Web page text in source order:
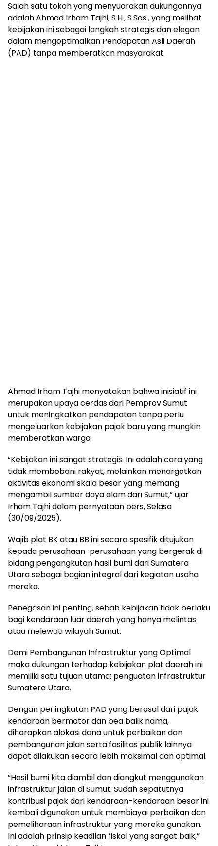
Salah satu tokoh yang menyuarakan dukungannya
adalah Ahmad Irham Tajhi, S.H., S.Sos., yang melihat
kebijakan ini sebagai langkah strategis dan elegan
dalam mengoptimalkan Pendapatan Asli Daerah
(PAD) tanpa memberatkan masyarakat.
​​Ahmad Irham Tajhi menyatakan bahwa inisiatif ini
merupakan upaya cerdas dari Pemprov Sumut
untuk meningkatkan pendapatan tanpa perlu
mengeluarkan kebijakan pajak baru yang mungkin
memberatkan warga.
“Kebijakan ini sangat strategis. Ini adalah cara yang
tidak membebani rakyat, melainkan menargetkan
aktivitas ekonomi skala besar yang memang
mengambil sumber daya alam dari Sumut,” ujar
Irham Tajhi dalam pernyataan pers, Selasa
(30/09/2025).
​Wajib plat BK atau BB ini secara spesifik ditujukan
kepada perusahaan-perusahaan yang bergerak di
bidang pengangkutan hasil bumi dari Sumatera
Utara sebagai bagian integral dari kegiatan usaha
mereka.
Penegasan ini penting, sebab kebijakan tidak berlaku
bagi kendaraan luar daerah yang hanya melintas
atau melewati wilayah Sumut.
​​Demi Pembangunan Infrastruktur yang Optimal
maka ​dukungan terhadap kebijakan plat daerah ini
memiliki satu tujuan utama: penguatan infrastruktur
Sumatera Utara.
Dengan peningkatan PAD yang berasal dari pajak
kendaraan bermotor dan bea balik nama,
diharapkan alokasi dana untuk perbaikan dan
pembangunan jalan serta fasilitas publik lainnya
dapat dilakukan secara lebih maksimal dan optimal.
​”Hasil bumi kita diambil dan diangkut menggunakan
infrastruktur jalan di Sumut. Sudah sepatutnya
kontribusi pajak dari kendaraan-kendaraan besar ini
kembali digunakan untuk membiayai perbaikan dan
pemeliharaan infrastruktur yang mereka gunakan.
Ini adalah prinsip keadilan fiskal yang sangat baik,”